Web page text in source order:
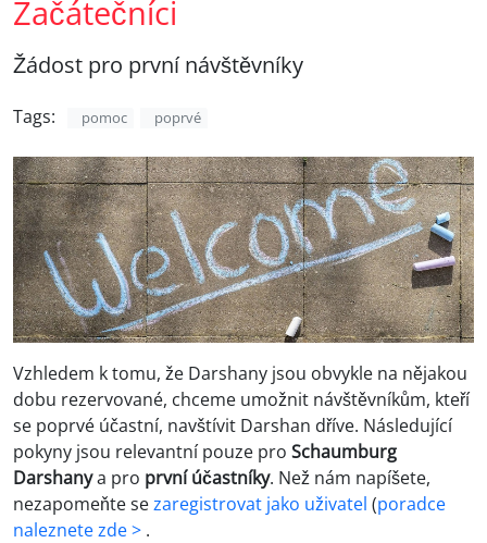
Začátečníci
Žádost pro první návštěvníky
Tags: pomoc poprvé
Vzhledem k tomu, že Darshany jsou obvykle na nějakou
dobu rezervované, chceme umožnit návštěvníkům, kteří
se poprvé účastní, navštívit Darshan dříve. Následující
pokyny jsou relevantní pouze pro Schaumburg
Darshanya pro první účastníky. Než nám napíšete,
nezapomeňte sezaregistrovat jako uživatel (poradce
naleznete zde > .